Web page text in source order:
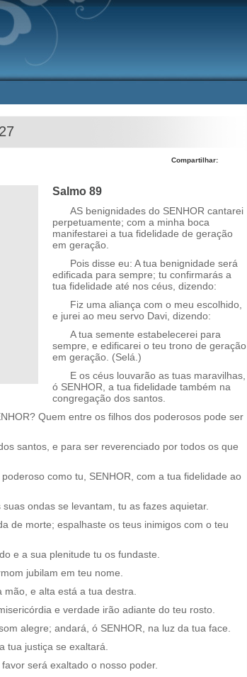
Compartilhar:
Salmo 89
AS benignidades do SENHOR cantarei
perpetuamente; com a minha boca
manifestarei a tua fidelidade de geração
em geração.
Pois disse eu: A tua benignidade será
edificada para sempre; tu confirmarás a
tua fidelidade até nos céus, dizendo:
Fiz uma aliança com o meu escolhido,
e jurei ao meu servo Davi, dizendo:
A tua semente estabelecerei para
sempre, e edificarei o teu trono de geração
em geração. (Selá.)
E os céus louvarão as tuas maravilhas,
ó SENHOR, a tua fidelidade também na
congregação dos santos.
Quem entre os filhos dos poderosos pode ser
santos, e para ser reverenciado por todos os que
como tu, SENHOR, com a tua fidelidade ao
ondas se levantam, tu as fazes aquietar.
de morte; espalhaste os teus inimigos com o teu
e a sua plenitude tu os fundaste.
jubilam em teu nome.
e alta está a tua destra.
e verdade irão adiante do teu rosto.
alegre; andará, ó SENHOR, na luz da tua face.
tua justiça se exaltará.
será exaltado o nosso poder.